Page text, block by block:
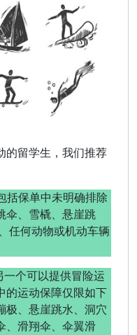
的留学生，我们推荐
括保单中未明确排除
伞、雪橇、悬崖跳
任何动物或机动车辆
个可以提供冒险运
的运动保障仅限如下
极、悬崖跳水、洞穴
、滑翔伞、伞翼滑